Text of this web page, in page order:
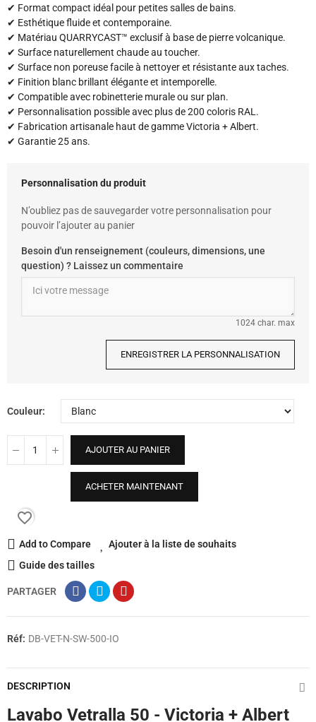
✔ Format compact idéal pour petites salles de bains.
✔ Esthétique fluide et contemporaine.
✔ Matériau QUARRYCAST™ exclusif à base de pierre volcanique.
✔ Surface naturellement chaude au toucher.
✔ Surface non poreuse facile à nettoyer et résistante aux taches.
✔ Finition blanc brillant élégante et intemporelle.
✔ Compatible avec robinetterie murale ou sur plan.
✔ Personnalisation possible avec plus de 200 coloris RAL.
✔ Fabrication artisanale haut de gamme Victoria + Albert.
✔ Garantie 25 ans.
Personnalisation du produit
N’oubliez pas de sauvegarder votre personnalisation pour
pouvoir l’ajouter au panier
Besoin d'un renseignement (couleurs, dimensions, une
question) ? Laissez un commentaire
1024 char. max
ENREGISTRER LA PERSONNALISATION
Couleur
AJOUTER AU PANIER
ACHETER MAINTENANT
favorite_border
Add to Compare
Ajouter à la liste de souhaits
Guide des tailles
PARTAGER
Réf: DB-VET-N-SW-500-IO
DESCRIPTION
Lavabo Vetralla 50 - Victoria + Albert